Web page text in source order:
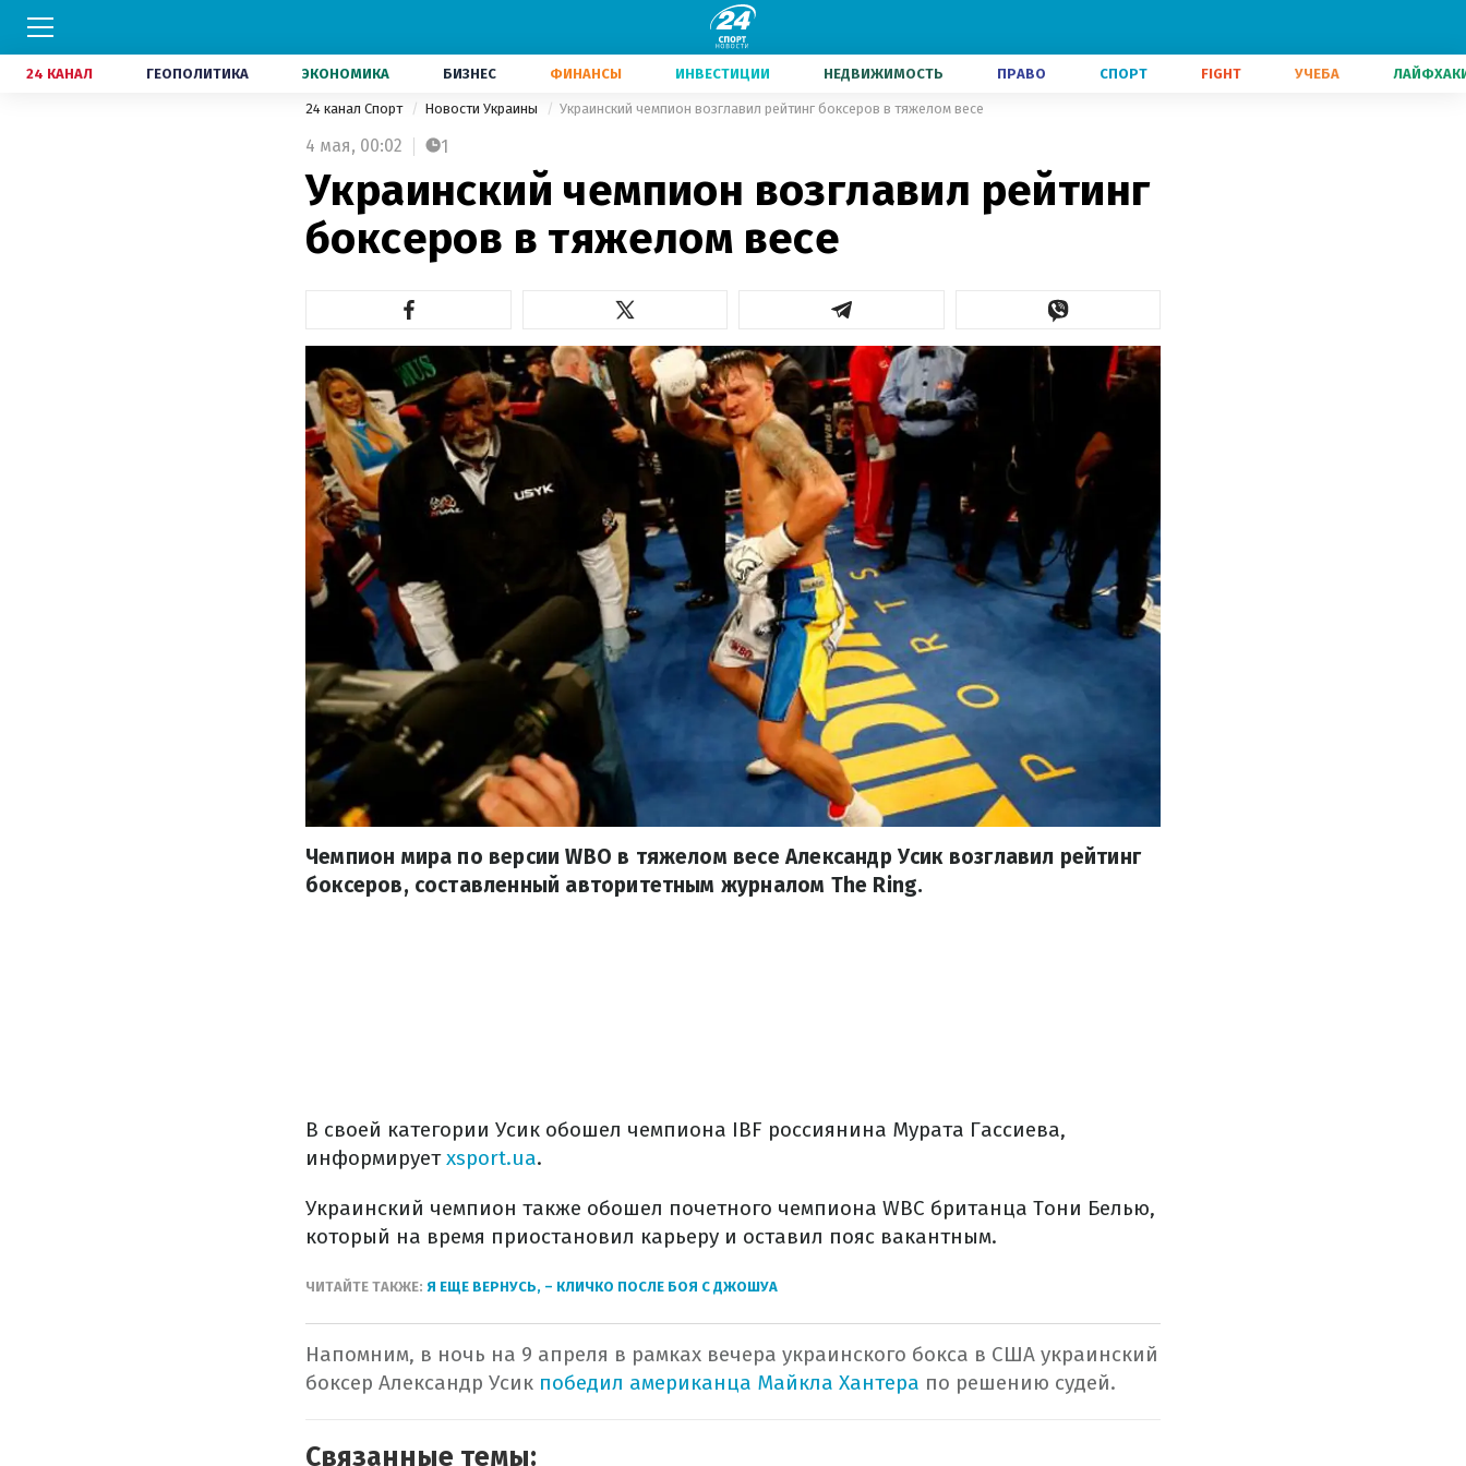
24 КАНАЛ ГЕОПОЛИТИКА ЭКОНОМИКА БИЗНЕС ФИНАНСЫ ИНВЕСТИЦИИ НЕДВИЖИМОСТЬ ПРАВО СПОРТ FIGHT УЧЕБА
24 канал Спорт Новости Украины Украинский чемпион возглавил рейтинг боксеров в тяжелом весе
4 мая, 00:02 1
Украинский чемпион возглавил рейтинг
боксеров в тяжелом весе
Чемпион мира по версии WBO в тяжелом весе Александр Усик возглавил рейтинг
боксеров, составленный авторитетным журналом The Ring.
В своей категории Усик обошел чемпиона IBF россиянина Мурата Гассиева,
информируетxsport.ua.
Украинский чемпион также обошел почетного чемпиона WBC британца Тони Белью,
который на время приостановил карьеру и оставил пояс вакантным.
ЧИТАЙТЕ ТАКЖЕ: Я ЕЩЕ ВЕРНУСЬ, – КЛИЧКО ПОСЛЕ БОЯ С ДЖОШУА
Напомним, в ночь на 9 апреля в рамках вечера украинского бокса в США украинский
боксер Александр Усик победил американца Майкла Хантера по решению судей.
Связанные темы: